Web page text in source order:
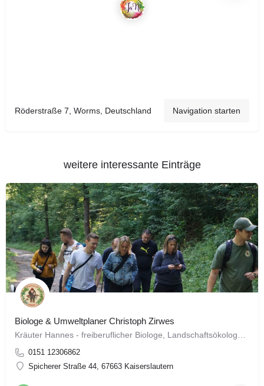
Röderstraße 7, Worms, Deutschland Navigation starten
weitere interessante Einträge
Biologe & Umweltplaner Christoph Zirwes
0151 12306862
Spicherer Straße 44, 67663 Kaiserslautern